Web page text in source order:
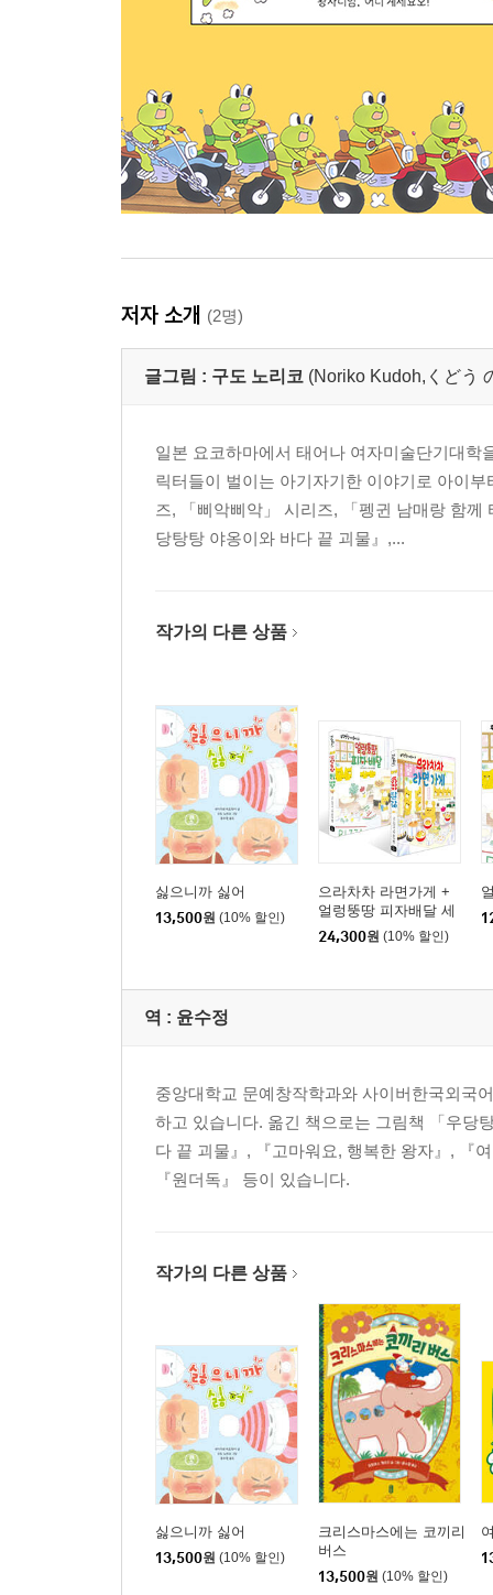
저자 소개 (2명)
글그림 : 구도 노리코 (Noriko Kudoh,くどう
일본 요코하마에서 태어나 여자미술단기대
릭터들이 벌이는 아기자기한 이야기로 아이
즈, 「삐악삐악」 시리즈, 「펭귄 남매랑 함
당탕탕 야옹이와 바다 끝 괴물』,...
작가의 다른 상품
싫으니까 싫어
13,500원 (10% 할인)
으라차차 라면가게 +
얼렁뚱땅 피자배달 세
트
24,300원 (10% 할인)
역 : 윤수정
중앙대학교 문예창작학과와 사이버한국외국
하고 있습니다. 옮긴 책으로는 그림책 「우당
다 끝 괴물』, 『고마워요, 행복한 왕자』, 『
『원더독』 등이 있습니다.
작가의 다른 상품
싫으니까 싫어
13,500원 (10% 할인)
크리스마스에는 코끼리
버스
13,500원 (10% 할인)